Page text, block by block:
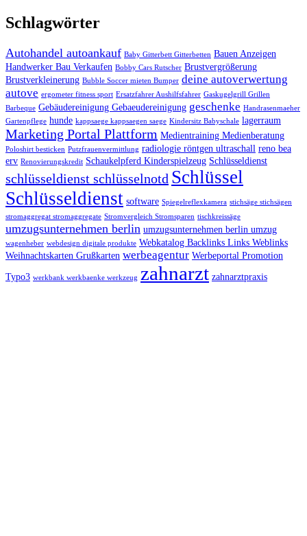
Schlagwörter
Autohandel autoankauf Baby Gitterbett Gitterbetten Bauen Anzeigen
Handwerker Bau Verkaufen Bobby Cars Rutscher Brustvergrößerung
Brustverkleinerung Bubble Soccer mieten Bumper deine autoverwertung
autove ergometer fitness sport Ersatzfahrer Aushilfsfahrer Gaskugelgrill Grillen
Barbeque Gebäudereinigung Gebaeudereinigung geschenke Handrasenmaeher
Gartenpflege hunde kappsaege kappsaegen saege Kindersitz Babyschale lagerraum
Marketing Portal Plattform Medientraining Medienberatung
Poloshirt besticken Putzfrauenvermittlung radiologie röntgen ultraschall reno bea
erv Renovierungskredit Schaukelpferd Kinderspielzeug Schlüsseldienst
schlüsseldienst schlüsselnotd Schlüssel
Schlüsseldienst software Spiegelreflexkamera stichsäge stichsägen
stromaggregat stromaggregate Stromvergleich Stromsparen tischkreissäge
umzugsunternehmen berlin umzugsunternehmen berlin umzug
wagenheber webdesign digitale produkte Webkatalog Backlinks Links Weblinks
Weihnachtskarten Grußkarten werbeagentur Werbeportal Promotion
Typo3 werkbank werkbaenke werkzeug zahnarzt zahnarztpraxis